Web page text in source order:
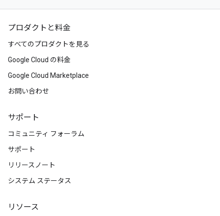
プロダクトと料金
すべてのプロダクトを見る
Google Cloud の料金
Google Cloud Marketplace
お問い合わせ
サポート
コミュニティ フォーラム
サポート
リリースノート
システム ステータス
リソース